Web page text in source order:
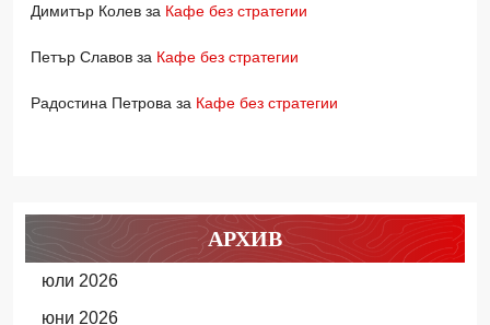
Димитър Колев за Кафе без стратегии
Петър Славов за Кафе без стратегии
Радостина Петрова за Кафе без стратегии
АРХИВ
юли 2026
юни 2026